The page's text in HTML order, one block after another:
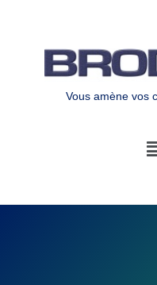
Vous amène vos